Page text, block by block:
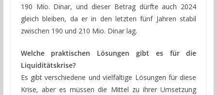
190 Mio. Dinar, und dieser Betrag dürfte auch 2024
gleich bleiben, da er in den letzten fünf Jahren stabil
zwischen 190 und 210 Mio. Dinar lag.
Welche praktischen Lösungen gibt es für die
Liquiditätskrise?
Es gibt verschiedene und vielfältige Lösungen für diese
Krise, aber es müssen die Mittel zu ihrer Umsetzung